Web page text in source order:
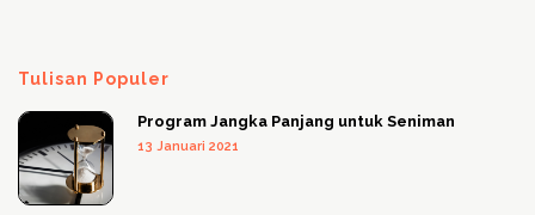
Tulisan Populer
Program Jangka Panjang untuk Seniman
13 Januari 2021